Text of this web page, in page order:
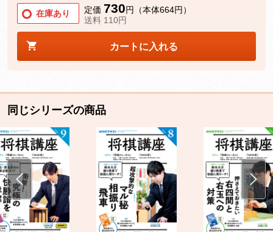
在庫あり 定価 730円（本体664円）
送料 110円
カートに入れる
同じシリーズの商品